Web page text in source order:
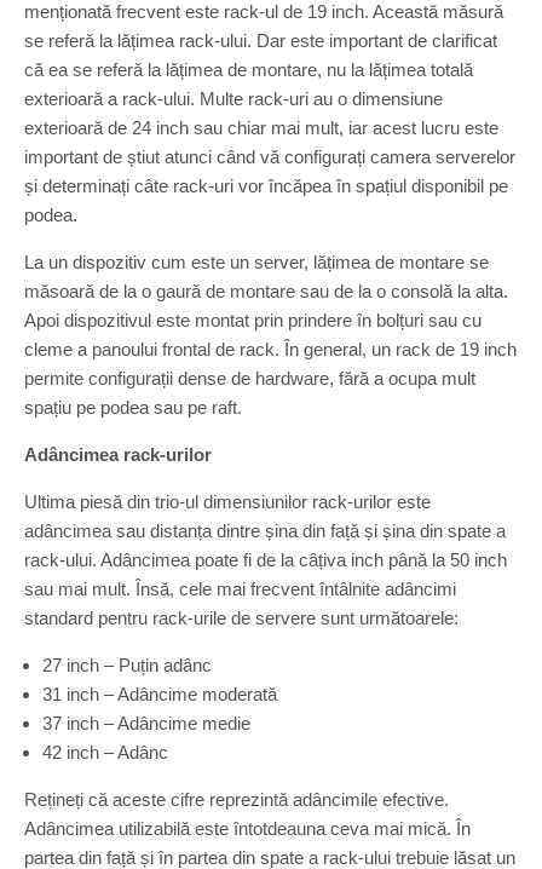
menționată frecvent este rack-ul de 19 inch. Această măsură
se referă la lățimea rack-ului. Dar este important de clarificat
că ea se referă la lățimea de montare, nu la lățimea totală
exterioară a rack-ului. Multe rack-uri au o dimensiune
exterioară de 24 inch sau chiar mai mult, iar acest lucru este
important de știut atunci când vă configurați camera serverelor
și determinați câte rack-uri vor încăpea în spațiul disponibil pe
podea.
La un dispozitiv cum este un server, lățimea de montare se
măsoară de la o gaură de montare sau de la o consolă la alta.
Apoi dispozitivul este montat prin prindere în bolțuri sau cu
cleme a panoului frontal de rack. În general, un rack de 19 inch
permite configurații dense de hardware, fără a ocupa mult
spațiu pe podea sau pe raft.
Adâncimea rack-urilor
Ultima piesă din trio-ul dimensiunilor rack-urilor este
adâncimea sau distanța dintre șina din față și șina din spate a
rack-ului. Adâncimea poate fi de la câțiva inch până la 50 inch
sau mai mult. Însă, cele mai frecvent întâlnite adâncimi
standard pentru rack-urile de servere sunt următoarele:
27 inch – Puțin adânc
31 inch – Adâncime moderată
37 inch – Adâncime medie
42 inch – Adânc
Rețineți că aceste cifre reprezintă adâncimile efective.
Adâncimea utilizabilă este întotdeauna ceva mai mică. În
partea din față și în partea din spate a rack-ului trebuie lăsat un